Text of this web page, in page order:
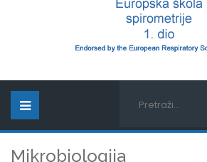
Mikrobiologija